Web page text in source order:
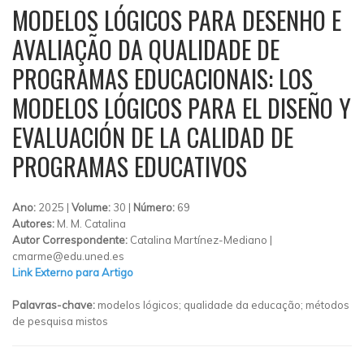
MODELOS LÓGICOS PARA DESENHO E
AVALIAÇÃO DA QUALIDADE DE
PROGRAMAS EDUCACIONAIS: LOS
MODELOS LÓGICOS PARA EL DISEÑO Y
EVALUACIÓN DE LA CALIDAD DE
PROGRAMAS EDUCATIVOS
Ano: 2025 | Volume: 30 | Número: 69
Autores: M. M. Catalina
Autor Correspondente: Catalina Martínez-Mediano |
cmarme@edu.uned.es
Link Externo para Artigo
Palavras-chave:modelos lógicos; qualidade da educação; métodos
de pesquisa mistos